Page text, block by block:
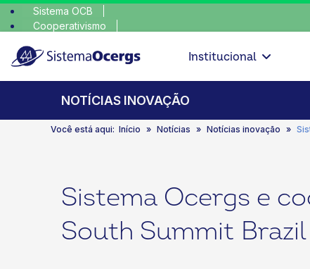
Sistema OCB
Cooperativismo
escolha
Institucional
NOTÍCIAS INOVAÇÃO
Você está aqui: Início Notícias Notícias inovação
Sistema Ocergs e
South Summit